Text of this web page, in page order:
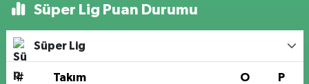
Süper Lig Puan Durumu
Süper Lig
# Takım O P